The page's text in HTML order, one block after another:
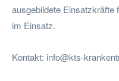
ausgebildete Einsatzkräfte
im Einsatz.
Kontakt: info@kts-